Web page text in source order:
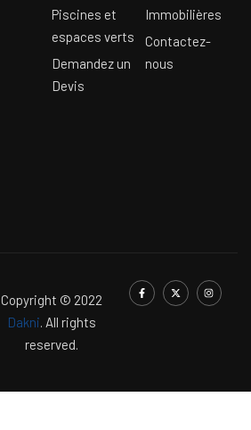
Piscines et
espaces verts
Demandez un
Devis
Immobilières
Contactez-
nous
Copyright © 2022
Dakni. All rights
reserved.